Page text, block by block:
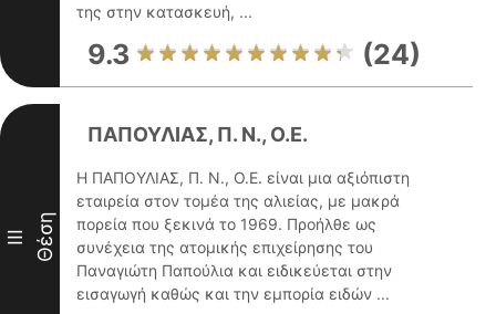
της στην κατασκευή, ...
9.3 (24)
III Θέση
ΠΑΠΟΥΛΙΑΣ, Π. Ν., Ο.Ε.
Η ΠΑΠΟΥΛΙΑΣ, Π. Ν., Ο.Ε. είναι μια αξιόπιστη
εταιρεία στον τομέα της αλιείας, με μακρά
πορεία που ξεκινά το 1969. Προήλθε ως
συνέχεια της ατομικής επιχείρησης του
Παναγιώτη Παπούλια και ειδικεύεται στην
εισαγωγή καθώς και την εμπορία ειδών ...